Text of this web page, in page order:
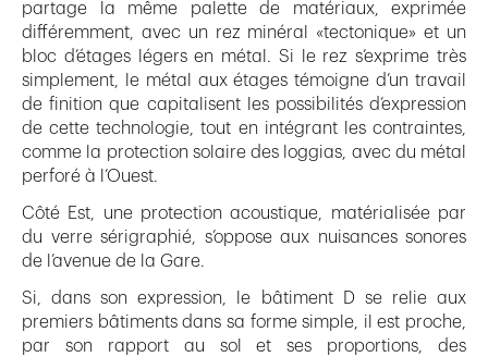
partage la même palette de matériaux, exprimée
différemment, avec un rez minéral «tectonique» et un
bloc d’étages légers en métal. Si le rez s’exprime très
simplement, le métal aux étages témoigne d’un travail
de finition que capitalisent les possibilités d’expression
de cette technologie, tout en intégrant les contraintes,
comme la protection solaire des loggias, avec du métal
perforé à l’Ouest.
Côté Est, une protection acoustique, matérialisée par
du verre sérigraphié, s’oppose aux nuisances sonores
de l’avenue de la Gare.
Si, dans son expression, le bâtiment D se relie aux
premiers bâtiments dans sa forme simple, il est proche,
par son rapport au sol et ses proportions, des